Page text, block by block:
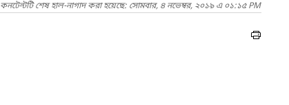
কনটেন্টটি শেষ হাল-নাগাদ করা হয়েছে: সোমবার, ৪ নভেম্বর, ২০১৯ এ ০১:১৫ PM